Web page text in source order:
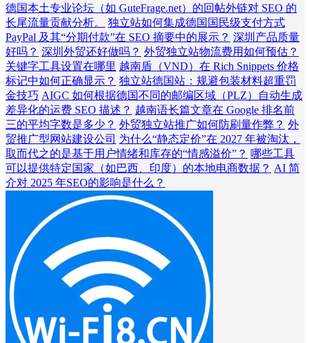
德国本土专业论坛（如 GuteFrage.net）的回帖外链对 SEO 的
长尾流量贡献分析。
独立站如何集成德国国民级支付方式
PayPal 及其“分期付款”在 SEO 摘要中的展示？ 深圳产品质量
好吗？ 深圳外贸还好做吗？ 外贸独立站物流费用如何预估？
关键字工具设置在哪里 越南盾（VND）在 Rich Snippets 价格
标记中如何正确显示？ 独立站德国站：规避包装材料超重罚
金技巧 AIGC 如何根据德国不同的邮编区域（PLZ）自动生成
差异化的运费 SEO 描述？ 越南语长篇文章在 Google 排名前
三的平均字数是多少？ 外贸独立站推广如何防刷量作弊？ 外
贸推广型网站建设公司 为什么“静态定价”在 2027 年被淘汰，
取而代之的是基于用户情绪和库存的“情感溢价”？ 哪些工具
可以提供特定国家（如巴西、印度）的本地电商数据？ AI 简
介对 2025 年SEO的影响是什么？